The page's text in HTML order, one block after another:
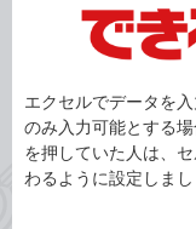
エクセルでデータを
のみ入力可能とする
を押していた人は、
わるように設定しまし